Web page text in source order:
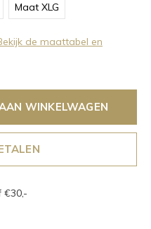
Maat XLG
de maattabel en
WINKELWAGEN
€30,-